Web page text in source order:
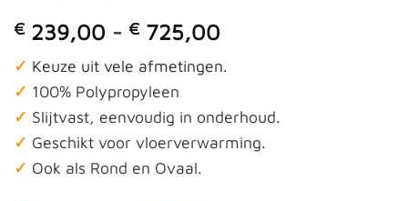
€ 239,00 - € 725,00
tot
✓ Keuze uit vele afmetingen.
✓ 100% Polypropyleen
✓ Slijtvast, eenvoudig in onderhoud.
✓ Geschikt voor vloerverwarming.
✓ Ook als Rond en Ovaal.